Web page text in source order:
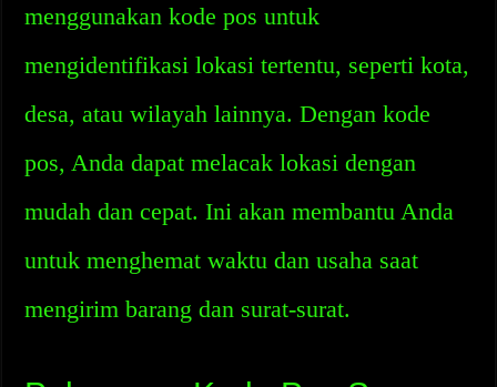
menggunakan kode pos untuk
mengidentifikasi lokasi tertentu, seperti kota,
desa, atau wilayah lainnya. Dengan kode
pos, Anda dapat melacak lokasi dengan
mudah dan cepat. Ini akan membantu Anda
untuk menghemat waktu dan usaha saat
mengirim barang dan surat-surat.